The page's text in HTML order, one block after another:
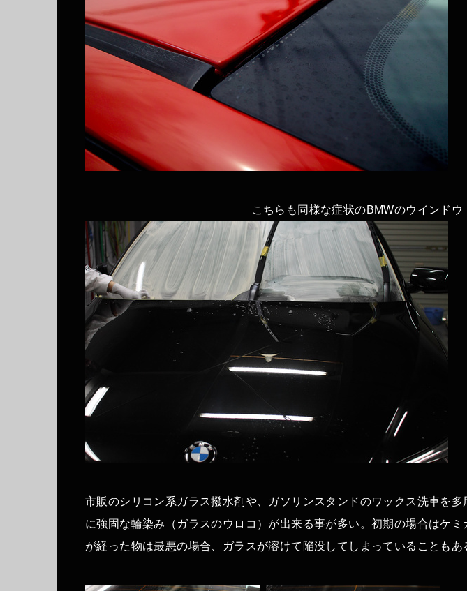
こちらも同様な症状のBMWのウインドウ
市販のシリコン系ガラス撥水剤や、ガソリンスタンドのワックス洗車を
に強固な輪染み（ガラスのウロコ）が出来る事が多い。初期の場合はケ
が経った物は最悪の場合、ガラスが溶けて陥没してしまっていることもあ